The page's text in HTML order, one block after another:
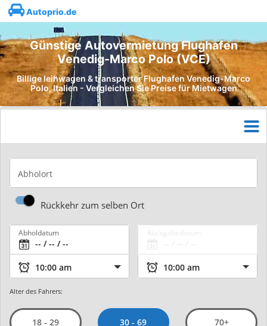
Autoprio.de
Günstige Autovermietung Flughafen
Venedig-Marco Polo (VCE)
Billige leihwagen & transporter Flughafen Venedig-Marco
Polo, Italien - Vergleichen Sie Preise für Mietwagen
Abholort
Rückkehr zum selben Ort
Abholdatum
Alter des Fahrers:
18 - 29 30 - 69 70+